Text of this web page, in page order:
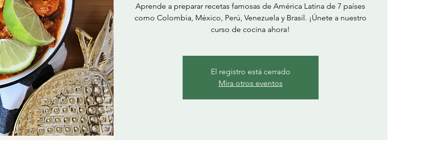
Aprende a preparar recetas famosas de América Latina de 7 países
como Colombia, México, Perú, Venezuela y Brasil. ¡Únete a nuestro
El registro está cerrado
Mira otros eventos